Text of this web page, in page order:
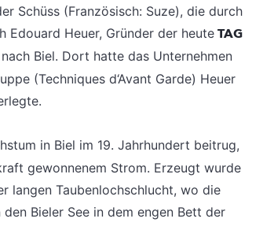
Schüss (Französisch: Suze), die durch
Edouard Heuer, Gründer der heute TAG
Biel. Dort hatte das Unternehmen
(Techniques d‘Avant Garde) Heuer
in Biel im 19. Jahrhundert beitrug,
gewonnenem Strom. Erzeugt wurde
langen Taubenlochschlucht, wo die
Bieler See in dem engen Bett der